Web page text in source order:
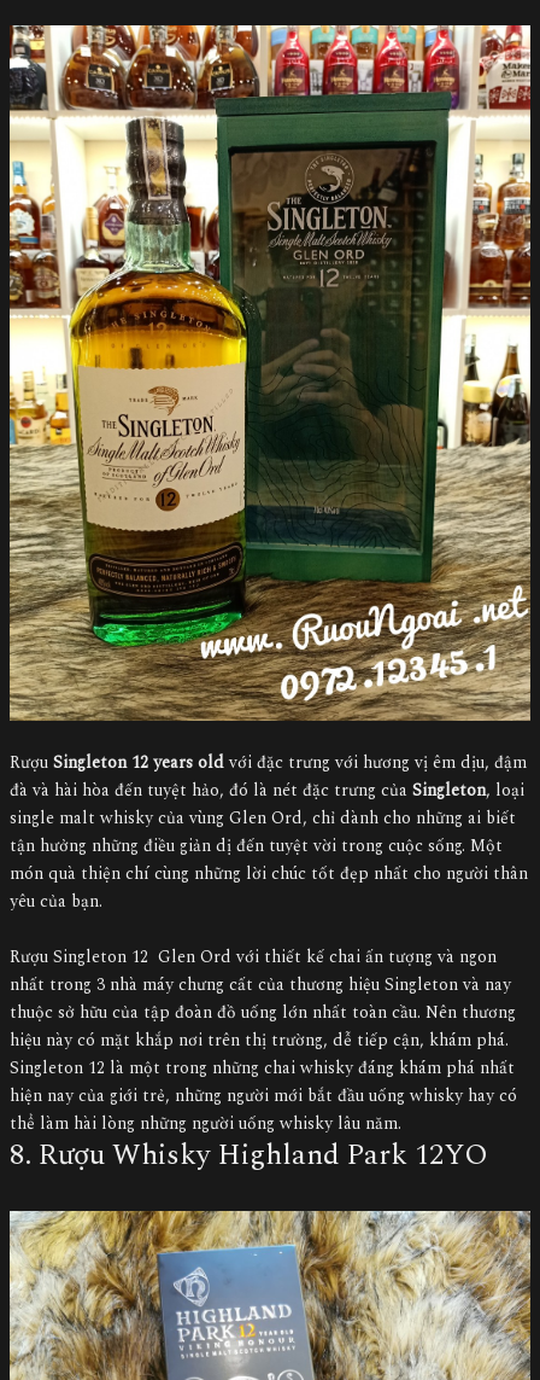
RượuSingleton 12 years oldvới đặc trưng với hương vị êm dịu, đậm
đà và hài hòa đến tuyệt hảo, đó là nét đặc trưng của Singleton, loại
single malt whisky của vùng Glen Ord, chỉ dành cho những ai biết
tận hưởng những điều giản dị đến tuyệt vời trong cuộc sống. Một
món quà thiện chí cùng những lời chúc tốt đẹp nhất cho người thân
yêu của bạn.
Rượu Singleton 12 Glen Ord với thiết kế chai ấn tượng và ngon
nhất trong 3 nhà máy chưng cất của thương hiệu Singleton và nay
thuộc sở hữu của tập đoàn đồ uống lớn nhất toàn cầu. Nên thương
hiệu này có mặt khắp nơi trên thị trường, dễ tiếp cận, khám phá.
Singleton 12 là một trong những chai whisky đáng khám phá nhất
hiện nay của giới trẻ, những người mới bắt đầu uống whisky hay có
thể làm hài lòng những người uống whisky lâu năm.
8. Rượu Whisky Highland Park 12YO